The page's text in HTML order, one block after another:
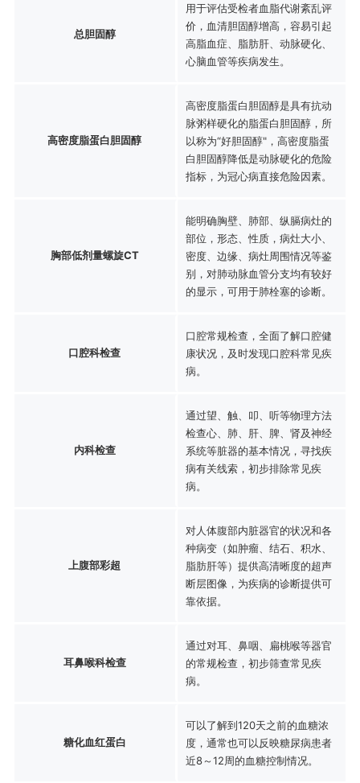
总胆固醇
用于评估受检者血脂代谢紊乱评
价，血清胆固醇增高，容易引起
高脂血症、脂肪肝、动脉硬化、
心脑血管等疾病发生。
高密度脂蛋白胆固醇
高密度脂蛋白胆固醇是具有抗动
脉粥样硬化的脂蛋白胆固醇，所
以称为“好胆固醇"，高密度脂蛋
白胆固醇降低是动脉硬化的危险
指标，为冠心病直接危险因素。
胸部低剂量螺旋CT
能明确胸壁、肺部、纵膈病灶的
部位，形态、性质，病灶大小、
密度、边缘、病灶周围情况等鉴
别，对肺动脉血管分支均有较好
的显示，可用于肺栓塞的诊断。
口腔科检查
口腔常规检查，全面了解口腔健
康状况，及时发现口腔科常见疾
病。
内科检查
通过望、触、叩、听等物理方法
检查心、肺、肝、脾、肾及神经
系统等脏器的基本情况，寻找疾
病有关线索，初步排除常见疾
病。
上腹部彩超
对人体腹部内脏器官的状况和各
种病变（如肿瘤、结石、积水、
脂肪肝等）提供高清晰度的超声
断层图像，为疾病的诊断提供可
靠依据。
耳鼻喉科检查
通过对耳、鼻咽、扁桃喉等器官
的常规检查，初步筛查常见疾
病。
糖化血红蛋白
可以了解到120天之前的血糖浓
度，通常也可以反映糖尿病患者
近8～12周的血糖控制情况。